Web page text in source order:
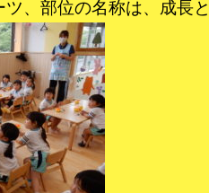
、部位の名称は、成長